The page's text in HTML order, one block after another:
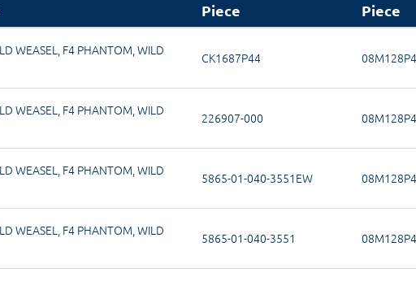
Piece
Piece
WEASEL, F4 PHANTOM, WILD
CK1687P44
WEASEL, F4 PHANTOM, WILD
226907-000
WEASEL, F4 PHANTOM, WILD
5865-01-040-3551EW
WEASEL, F4 PHANTOM, WILD
5865-01-040-3551